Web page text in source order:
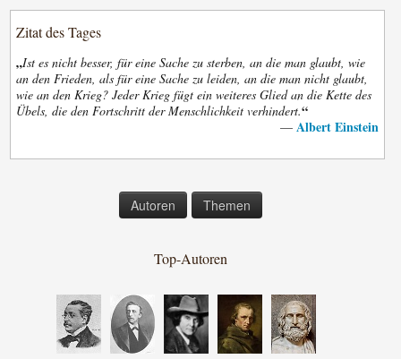
Zitat des Tages
„Ist es nicht besser, für eine Sache zu sterben, an die man glaubt, wie
an den Frieden, als für eine Sache zu leiden, an die man nicht glaubt,
wie an den Krieg? Jeder Krieg fügt ein weiteres Glied an die Kette des
Übels, die den Fortschritt der Menschlichkeit verhindert.“
— Albert Einstein
Autoren Themen
Top-Autoren